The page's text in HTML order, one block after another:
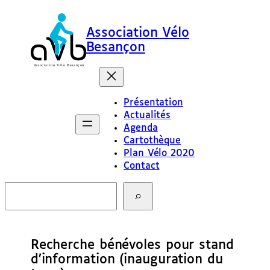
Association Vélo
Besançon
Présentation
Actualités
Agenda
Cartothèque
Plan Vélo 2020
Contact
c
Recherche bénévoles pour stand
d’information (inauguration du